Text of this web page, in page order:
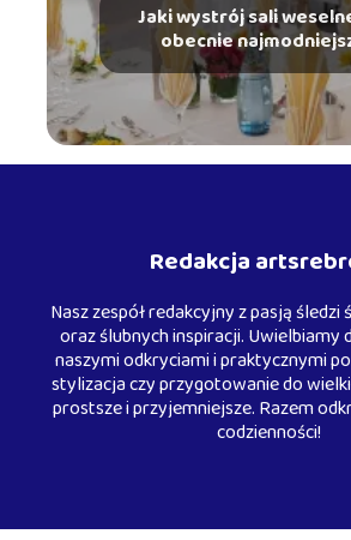
Jaki wystrój sali
obecnie
Redakcja
Nasz zespół redakcyjny z pasją
oraz ślubnych inspiracji. Uwielbiamy
naszymi odkryciami i praktycznymi
stylizacja czy przygotowanie do
prostsze i przyjemniejsze. Razem
codzienności!